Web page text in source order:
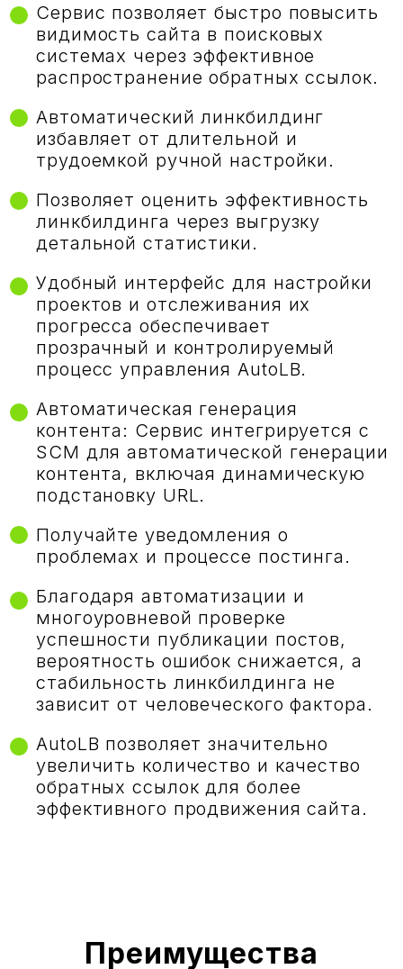
Сервис позволяет быстро повысить
видимость сайта в поисковых
системах через эффективное
распространение обратных ссылок.
Автоматический линкбилдинг
избавляет от длительной и
трудоемкой ручной настройки.
Позволяет оценить эффективность
линкбилдинга через выгрузку
детальной статистики.
Удобный интерфейс для настройки
проектов и отслеживания их
прогресса обеспечивает
прозрачный и контролируемый
процесс управления AutoLB.
Автоматическая генерация
контента: Сервис интегрируется с
SCM для автоматической генерации
контента, включая динамическую
подстановку URL.
Получайте уведомления о
проблемах и процессе постинга.
Благодаря автоматизации и
многоуровневой проверке
успешности публикации постов,
вероятность ошибок снижается, а
стабильность линкбилдинга не
зависит от человеческого фактора.
AutoLB позволяет значительно
увеличить количество и качество
обратных ссылок для более
эффективного продвижения сайта.
Преимущества